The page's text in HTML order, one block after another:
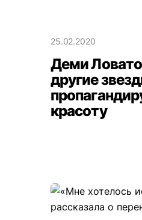
25.02.2020
Деми
другие
красоту